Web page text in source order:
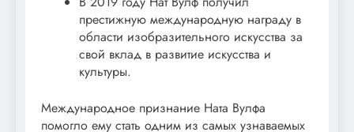
престижную международную награду в
области изобразительного искусства за
свой вклад в развитие искусства и
культуры.
Международное признание Ната Вулфа
помогло ему стать одним из самых узнаваемых